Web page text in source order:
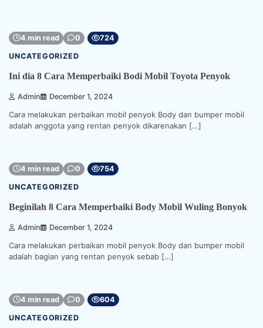
4 min read 0 724
UNCATEGORIZED
Ini dia 8 Cara Memperbaiki Bodi Mobil Toyota Penyok
Admin December 1, 2024
Cara melakukan perbaikan mobil penyok Body dan bumper mobil
adalah anggota yang rentan penyok dikarenakan […]
4 min read 0 754
UNCATEGORIZED
Beginilah 8 Cara Memperbaiki Body Mobil Wuling Bonyok
Admin December 1, 2024
Cara melakukan perbaikan mobil penyok Body dan bumper mobil
adalah bagian yang rentan penyok sebab […]
4 min read 0 604
UNCATEGORIZED